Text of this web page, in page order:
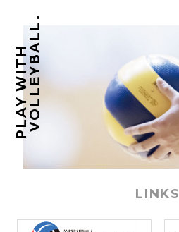
PLAY WITHVOLLEYBALL.
LINKS